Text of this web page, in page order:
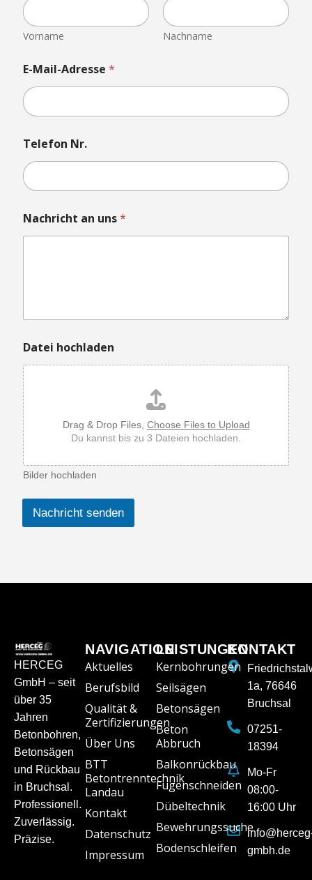
e
i
D
t
e
i
T
e
e
o
n
Vorname Nachname
E-Mail-Adresse *
Telefon Nr.
Nachricht an uns*
Datei hochladen
Drag & Drop Files, Choose Files to Upload
Du kannst bis zu 3 Dateien hochladen.
Bilder hochladen
Nachricht senden
HERCEG
GmbH – seit
über 35
Jahren
Betonbohren,
Betonsägen
und Rückbau
in Bruchsal.
Professionell.
Zuverlässig.
Präzise.
NAVIGATION
Aktuelles
Berufsbild
Qualität &
Zertifizierungen
Über Uns
BTT
Betontrenntechnik
Landau
Kontakt
Datenschutz
Impressum
LEISTUNGEN
Kernbohrungen
Seilsägen
Betonsägen
Beton
Abbruch
Balkonrückbau
Fugenschneiden
Dübeltechnik
Bewehrungssuche
Bodenschleifen
KONTAKT
1a, 76646
Bruchsal
07251-
18394
Mo-Fr
08:00-
16:00 Uhr
gmbh.de